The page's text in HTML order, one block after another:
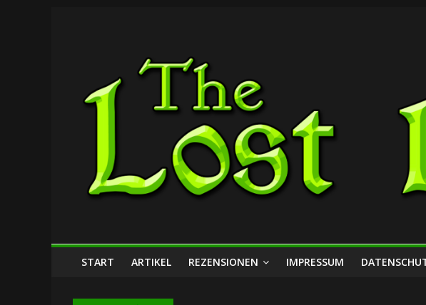
Lost
Dungeon
START ARTIKEL REZENSIONEN IMPRESSUM